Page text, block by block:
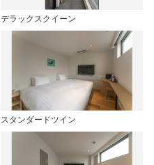
デラックスクイーン
スタンダードツイン